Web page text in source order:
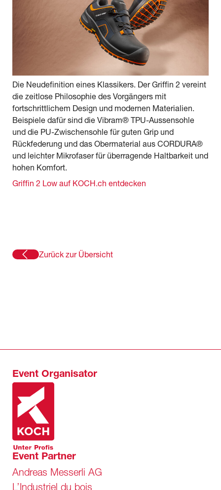
Die Neudefinition eines Klassikers. Der Griffin 2 vereint
die zeitlose Philosophie des Vorgängers mit
fortschrittlichem Design und modernen Materialien.
Beispiele dafür sind die Vibram® TPU-Aussensohle
und die PU-Zwischensohle für guten Grip und
Rückfederung und das Obermaterial aus CORDURA®
und leichter Mikrofaser für überragende Haltbarkeit und
hohen Komfort.
Griffin 2 Low auf KOCH.ch entdecken
Zurück zur Übersicht
Event Organisator
Event Partner
Andreas Messerli AG
L’Industriel du bois